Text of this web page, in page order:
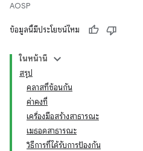
AOSP
ข้อมูลนี้มีประโยชน์ไหม
ในหน้านี้
สรุป
คลาสที่ซ้อนกัน
ค่าคงที่
เครื่องมือสร้างสาธารณะ
เมธอดสาธารณะ
วิธีการที่ได้รับการป้องกัน